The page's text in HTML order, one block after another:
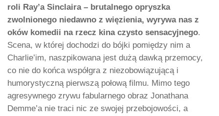
roli Ray’a Sinclaira – brutalnego opryszka
zwolnionego niedawno z więzienia, wyrywa nas z
oków komedii na rzecz kina czysto sensacyjnego.
Scena, w której dochodzi do bójki pomiędzy nim a
Charlie’im, naszpikowana jest dużą dawką przemocy,
co nie do końca współgra z niezobowiązującą i
humorystyczną pierwszą połową filmu. Mimo tego
agresywnego zrywu fabularnego obraz Jonathana
Demme’a nie traci nic ze swojej przebojowości, a